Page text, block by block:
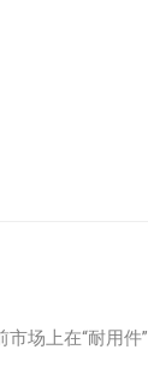
场上在“耐用件”